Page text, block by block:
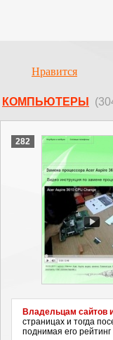
Нравится
КОМПЬЮТЕРЫ
282
Владельцам сайтов
страницах и тогда
поднимая его рейтинг